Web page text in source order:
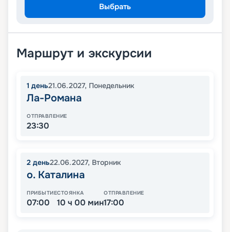
Выбрать
Маршрут и экскурсии
1 день21.06.2027, Понедельник
Ла-Романа
ОТПРАВЛЕНИЕ
23:30
2 день22.06.2027, Вторник
о. Каталина
ПРИБЫТИЕ
07:00
СТОЯНКА
10 ч 00 мин
ОТПРАВЛЕНИЕ
17:00